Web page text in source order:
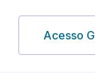
Acesso